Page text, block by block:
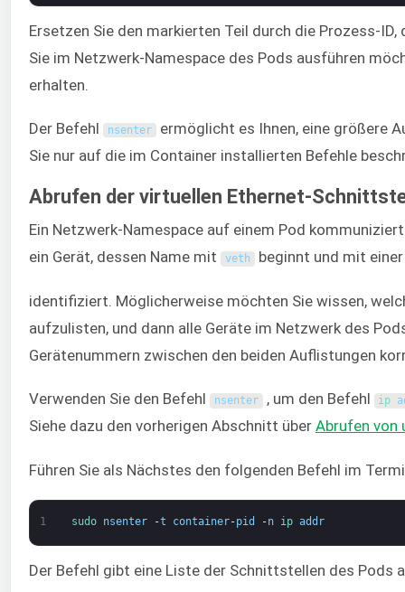
Ersetzen Sie den markierten Teil durch die Prozess-
Sie im Netzwerk-Namespace des Pods ausführen
erhalten.
Der Befehl nsenter ermöglicht es Ihnen, eine größere
Sie nur auf die im Container installierten Befehle
Abrufen der virtuellen Ethernet-
Ein Netzwerk-Namespace auf einem Pod
ein Gerät, dessen Name mit
veth beginnt und mit einer
identifiziert. Möglicherweise möchten Sie wissen,
aufzulisten, und dann alle Geräte im Netzwerk des
Gerätenummern zwischen den beiden Auflistungen
Verwenden Sie den Befehl nsenter , um den Befehl ip
Siehe dazu den vorherigen Abschnitt über Abrufen von
Führen Sie als Nächstes den folgenden Befehl im
1 sudo nsenter -t container-pid -n ip addr
Der Befehl gibt eine Liste der Schnittstellen des Pods